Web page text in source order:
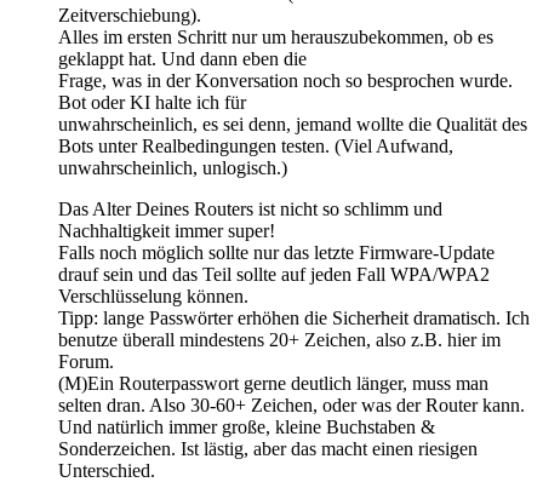
Zeitverschiebung).
Alles im ersten Schritt nur um herauszubekommen, ob es
geklappt hat. Und dann eben die
Frage, was in der Konversation noch so besprochen wurde.
Bot oder KI halte ich für
unwahrscheinlich, es sei denn, jemand wollte die Qualität des
Bots unter Realbedingungen testen. (Viel Aufwand,
unwahrscheinlich, unlogisch.)
Das Alter Deines Routers ist nicht so schlimm und
Nachhaltigkeit immer super!
Falls noch möglich sollte nur das letzte Firmware-Update
drauf sein und das Teil sollte auf jeden Fall WPA/WPA2
Verschlüsselung können.
Tipp: lange Passwörter erhöhen die Sicherheit dramatisch. Ich
benutze überall mindestens 20+ Zeichen, also z.B. hier im
Forum.
(M)Ein Routerpasswort gerne deutlich länger, muss man
selten dran. Also 30-60+ Zeichen, oder was der Router kann.
Und natürlich immer große, kleine Buchstaben &
Sonderzeichen. Ist lästig, aber das macht einen riesigen
Unterschied.